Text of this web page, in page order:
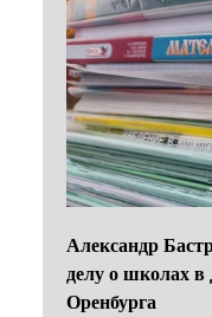
Александр
делу о школах
Оренбурга